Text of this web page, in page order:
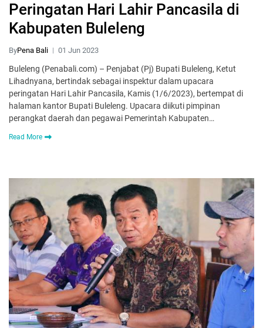
Peringatan Hari Lahir Pancasila di
Kabupaten Buleleng
ByPena Bali 01 Jun 2023
Buleleng (Penabali.com) – Penjabat (Pj) Bupati Buleleng, Ketut
Lihadnyana, bertindak sebagai inspektur dalam upacara
peringatan Hari Lahir Pancasila, Kamis (1/6/2023), bertempat di
halaman kantor Bupati Buleleng. Upacara diikuti pimpinan
perangkat daerah dan pegawai Pemerintah Kabupaten…
Read More